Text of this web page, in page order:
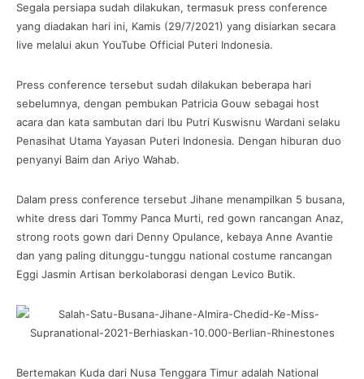
Segala persiapa sudah dilakukan, termasuk press conference
yang diadakan hari ini, Kamis (29/7/2021) yang disiarkan secara
live melalui akun YouTube Official Puteri Indonesia.
Press conference tersebut sudah dilakukan beberapa hari
sebelumnya, dengan pembukan Patricia Gouw sebagai host
acara dan kata sambutan dari Ibu Putri Kuswisnu Wardani selaku
Penasihat Utama Yayasan Puteri Indonesia. Dengan hiburan duo
penyanyi Baim dan Ariyo Wahab.
Dalam press conference tersebut Jihane menampilkan 5 busana,
white dress dari Tommy Panca Murti, red gown rancangan Anaz,
strong roots gown dari Denny Opulance, kebaya Anne Avantie
dan yang paling ditunggu-tunggu national costume rancangan
Eggi Jasmin Artisan berkolaborasi dengan Levico Butik.
Bertemakan Kuda dari Nusa Tenggara Timur adalah National